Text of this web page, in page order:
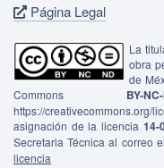
Página Legal
La
obra
de
Commons
https://
asignación de la licencia 14-
Secretaria Técnica al correo
licencia